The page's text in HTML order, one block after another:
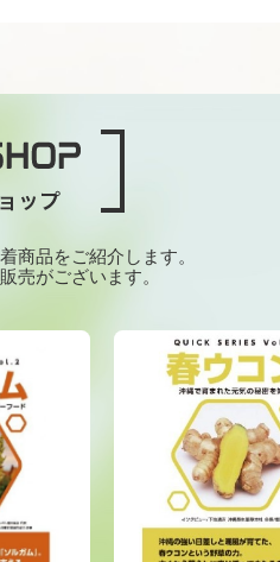
商品をご紹介します。
売がございます。